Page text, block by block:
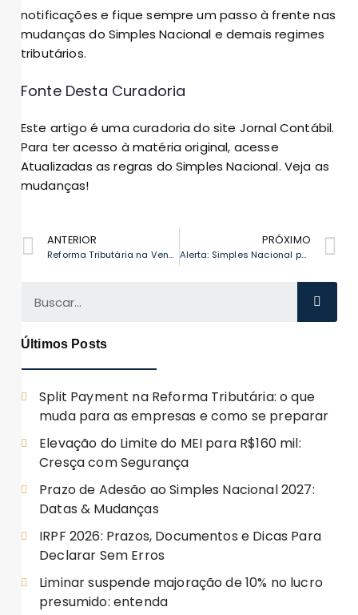
notificações e fique sempre um passo à frente nas
mudanças do Simples Nacional e demais regimes
tributários.
Fonte Desta Curadoria
Este artigo é uma curadoria do site Jornal Contábil.
Para ter acesso à matéria original, acesse
Atualizadas as regras do Simples Nacional. Veja as
mudanças!
ANTERIOR
Reforma Tributária na Venda de Imóveis: Impactos e Estratégias
PRÓXIMO
Alerta: Simples Nacional pode sair mais caro que Lucro Real
Últimos Posts
Split Payment na Reforma Tributária: o que
muda para as empresas e como se preparar
Elevação do Limite do MEI para R$160 mil:
Cresça com Segurança
Prazo de Adesão ao Simples Nacional 2027:
Datas & Mudanças
IRPF 2026: Prazos, Documentos e Dicas Para
Declarar Sem Erros
Liminar suspende majoração de 10% no lucro
presumido: entenda